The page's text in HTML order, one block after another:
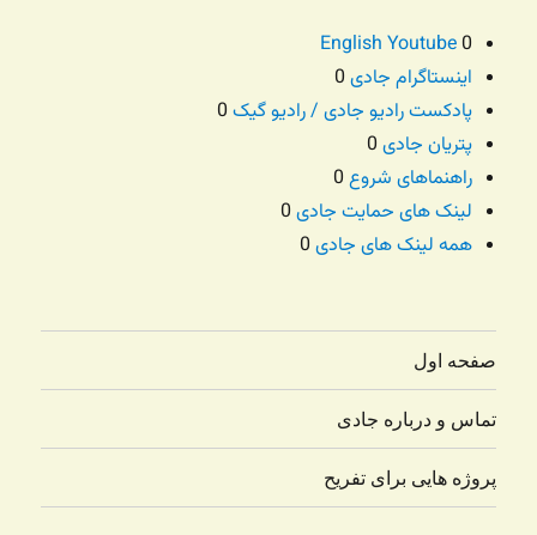
English Youtube0
اینستاگرام جادی
پادکست رادیو جادی / رادیو گیک
پتریان جادی
راهنماهای شروع
لینک های حمایت جادی
همه لینک های جادی
صفحه اول
تماس و درباره جادی
پروژه هایی برای تفریح